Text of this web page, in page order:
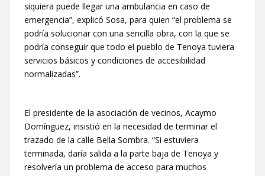
siquiera puede llegar una ambulancia en caso de
emergencia”, explicó Sosa, para quien “el problema se
podría solucionar con una sencilla obra, con la que se
podría conseguir que todo el pueblo de Tenoya tuviera
servicios básicos y condiciones de accesibilidad
normalizadas”.
El presidente de la asociación de vecinos, Acaymo
Domínguez, insistió en la necesidad de terminar el
trazado de la calle Bella Sombra. “Si estuviera
terminada, daría salida a la parte baja de Tenoya y
resolvería un problema de acceso para muchos